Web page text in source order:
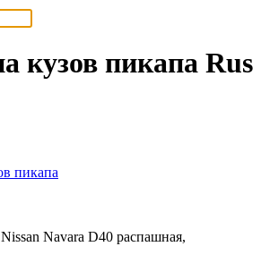
кузов пикапа Rus
пикапа
Navara D40 распашная,